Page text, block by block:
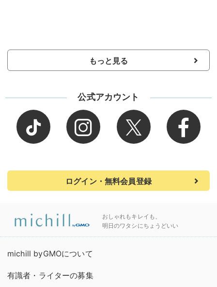
もっと見る
公式アカウント
ログイン・無料会員登録
おしゃれもキレイも、
明日のワタシにちょうどいい
michill byGMOについて
有識者・ライターの募集